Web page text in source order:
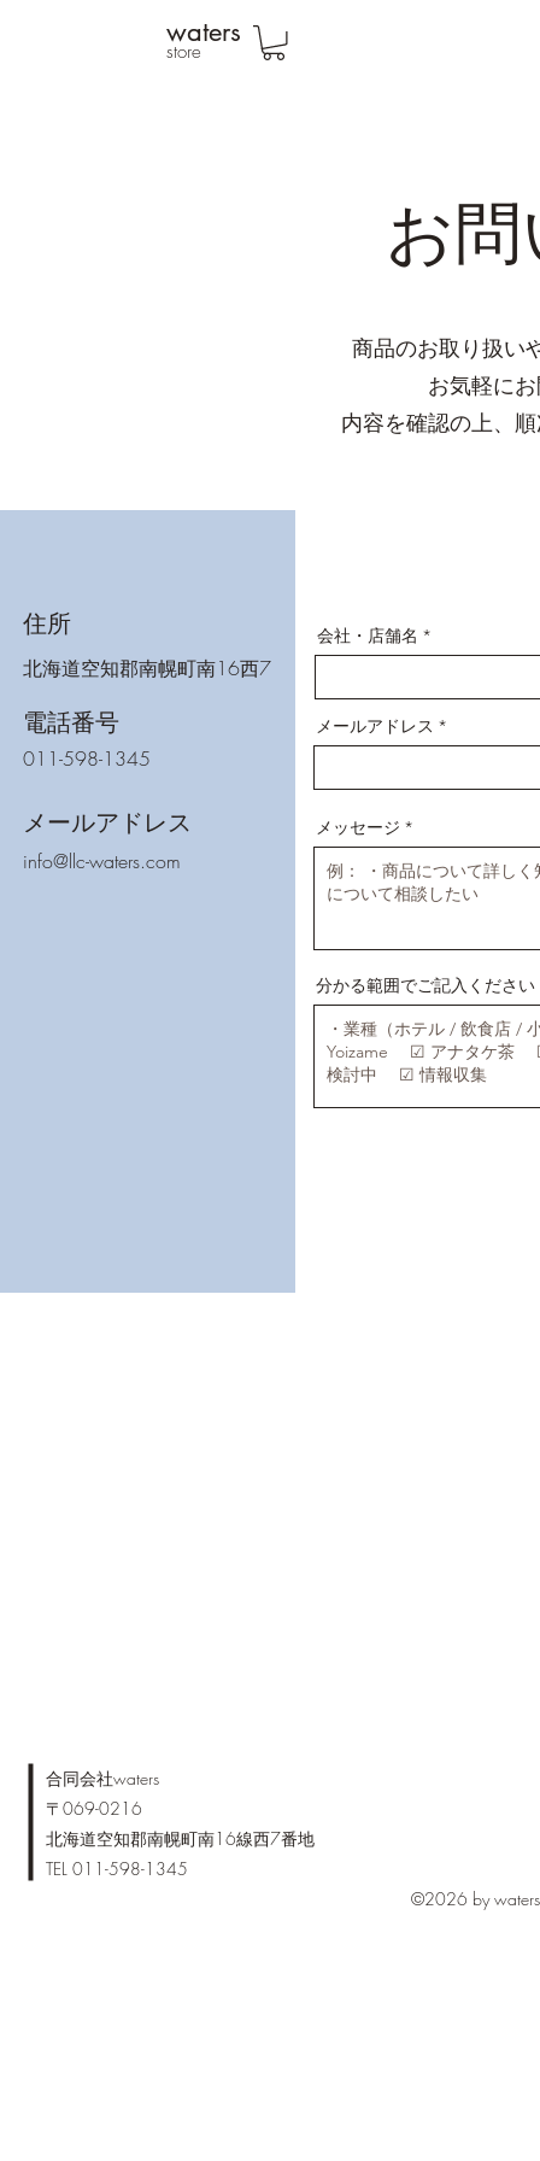
waters
store
お
商品のお取り扱い
お気軽に
内容を確認の上、
住所
北海道空知郡南幌町南16西7
電話番号
011-598-1345
メールアドレス
info@llc-waters.com
会社・店舗名
メールアドレス
メッセージ
分かる範囲でご記入ください
​合同会社waters
〒069-0216
北海道空知郡南幌町南16線西7番地
TEL 011-598-1345
©2026 by